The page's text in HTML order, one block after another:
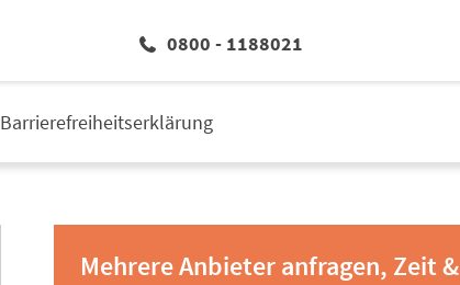
0800 - 1188021
Barrierefreiheitserklärung
Mehrere Anbieter anfragen, Zeit &